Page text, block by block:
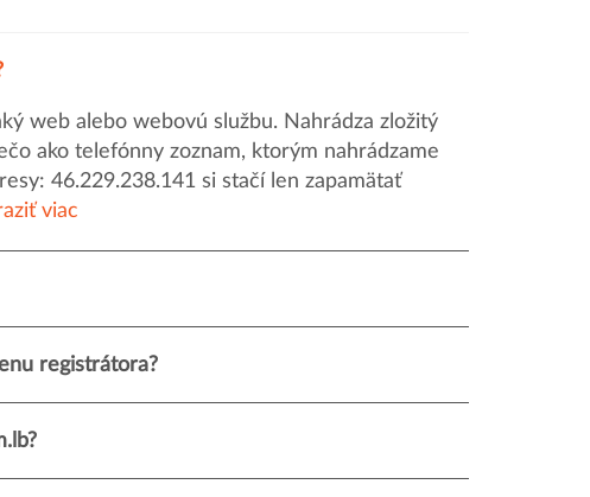
web alebo webovú službu. Nahrádza zložitý
ako telefónny zoznam, ktorým nahrádzame
46.229.238.141 si stačí len zapamätať
viac
registrátora?